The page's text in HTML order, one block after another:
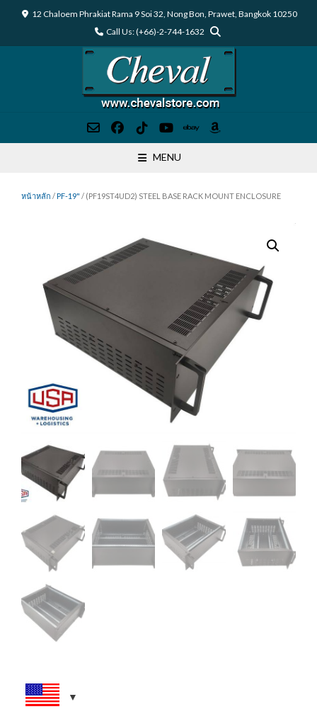
12 Chaloem Phrakiat Rama 9 Soi 32, Nong Bon, Prawet, Bangkok 10250
Call Us: (+66)-2-744-1632
MENU
หน้าหลัก /PF-19" / (PF19ST4UD2) STEEL BASE RACK MOUNT ENCLOSURE